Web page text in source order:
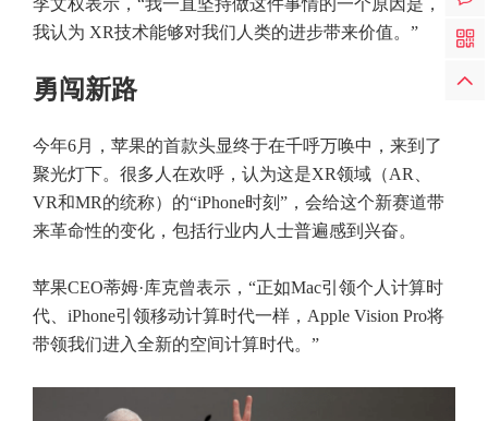
李文权表示，“我一直坚持做这件事情的一个原因是，
我认为 XR技术能够对我们人类的进步带来价值。”
勇闯新路
今年6月，苹果的首款头显终于在千呼万唤中，来到了
聚光灯下。很多人在欢呼，认为这是XR领域（AR、
VR和MR的统称）的“iPhone时刻”，会给这个新赛道带
来革命性的变化，包括行业内人士普遍感到兴奋。
苹果CEO蒂姆·库克曾表示，“正如Mac引领个人计算时
代、iPhone引领移动计算时代一样，Apple Vision Pro将
带领我们进入全新的空间计算时代。”